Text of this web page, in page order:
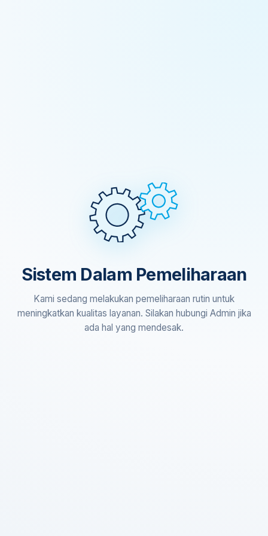
Sistem Dalam Pemeliharaan
Kami sedang melakukan pemeliharaan rutin untuk
meningkatkan kualitas layanan. Silakan hubungi Admin jika
ada hal yang mendesak.